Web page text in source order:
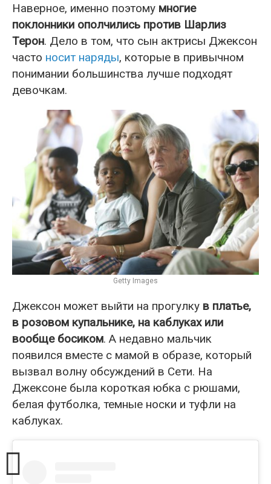
Наверное, именно поэтому многие
поклонники ополчились против Шарлиз
Терон. Дело в том, что сын актрисы Джексон
часто носит наряды, которые в привычном
понимании большинства лучше подходят
девочкам.
Getty Images
Джексон может выйти на прогулку в платье,
в розовом купальнике, на каблуках или
вообще босиком. А недавно мальчик
появился вместе с мамой в образе, который
вызвал волну обсуждений в Сети. На
Джексоне была короткая юбка с рюшами,
белая футболка, темные носки и туфли на
каблуках.